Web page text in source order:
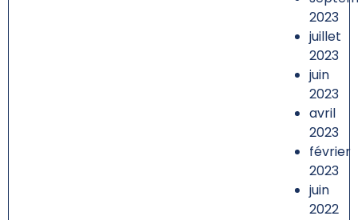
2023
juillet
2023
juin
2023
avril
2023
février
2023
juin
2022